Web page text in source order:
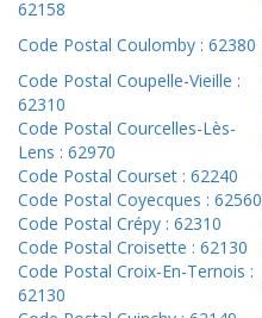
62158
Code Postal Coulomby : 62380
Code Postal Coupelle-Vieille :
62310
Code Postal Courcelles-Lès-
Lens : 62970
Code Postal Courset : 62240
Code Postal Coyecques : 62560
Code Postal Crépy : 62310
Code Postal Croisette : 62130
Code Postal Croix-En-Ternois :
62130